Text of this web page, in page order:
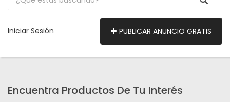
Iniciar Sesión PUBLICAR ANUNCIO GRATIS
Encuentra Productos De Tu Interés